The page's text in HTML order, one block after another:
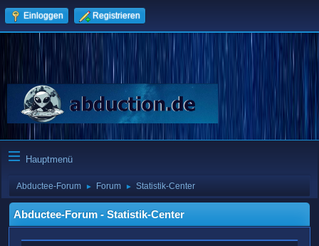
Einloggen Registrieren
Hauptmenü
Abductee-Forum ► Forum ► Statistik-Center
Abductee-Forum - Statistik-Center